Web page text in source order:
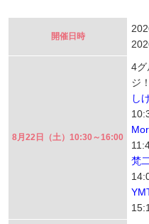
開催日時
8月22日（土）10:30～16:00
4グ
ジ！
し
梵